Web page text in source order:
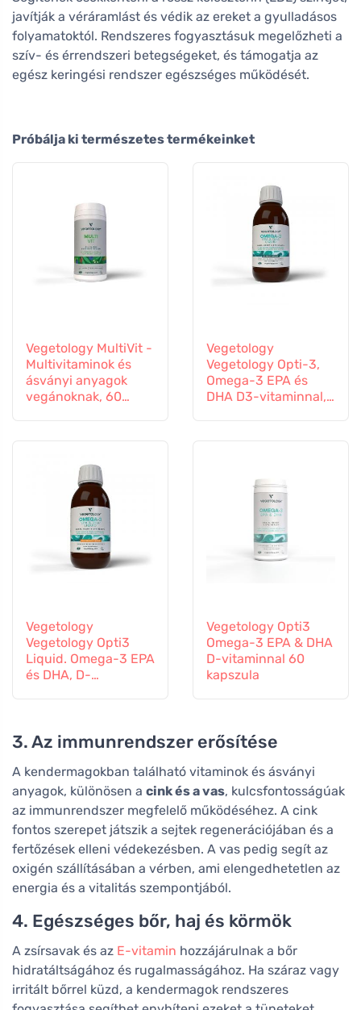
javítják a véráramlást és védik az ereket a gyulladásos
folyamatoktól. Rendszeres fogyasztásuk megelőzheti a
szív- és érrendszeri betegségeket, és támogatja az
egész keringési rendszer egészséges működését.
Próbálja ki természetes termékeinket
Vegetology MultiVit -
Multivitaminok és
ásványi anyagok
vegánoknak, 60
Vegetology
Vegetology Opti-3,
Omega-3 EPA és
DHA D3-vitaminnal,
Vegetology
Vegetology Opti3
Liquid. Omega-3 EPA
és DHA, D-
Vegetology Opti3
Omega-3 EPA & DHA
D-vitaminnal 60
kapszula
3. Az immunrendszer erősítése
A kendermagokban található vitaminok és ásványi
anyagok, különösen a cink és a vas, kulcsfontosságúak
az immunrendszer megfelelő működéséhez. A cink
fontos szerepet játszik a sejtek regenerációjában és a
fertőzések elleni védekezésben. A vas pedig segít az
oxigén szállításában a vérben, ami elengedhetetlen az
energia és a vitalitás szempontjából.
4. Egészséges bőr, haj és körmök
A zsírsavak és az E-vitamin hozzájárulnak a bőr
hidratáltságához és rugalmasságához. Ha száraz vagy
irritált bőrrel küzd, a kendermagok rendszeres